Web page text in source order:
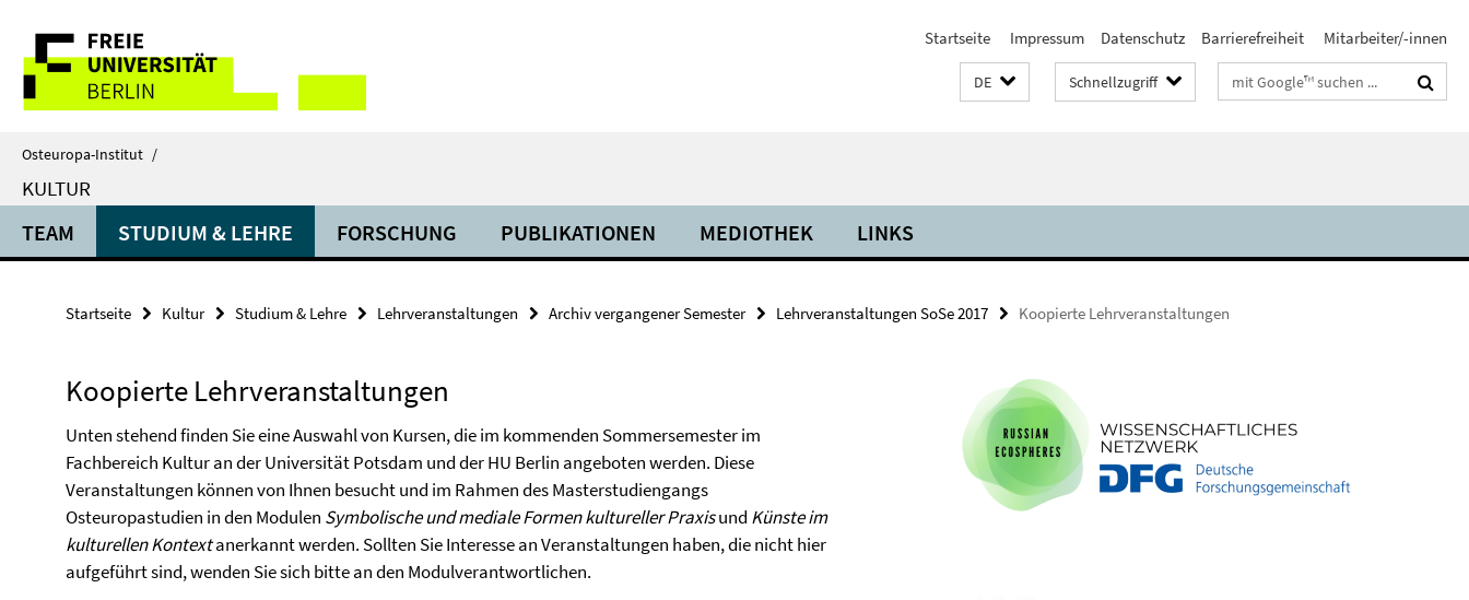
direkt
Inhalt
Service-
Navigation
Startseite Impressum Datenschutz Barrierefreiheit Mitarbeiter/-innen
DE Schnellzugriff Suchbegriffe
Osteuropa-Institut /
KULTUR
TEAM STUDIUM & LEHRE FORSCHUNG PUBLIKATIONEN MEDIOTHEK LINKS
Startseite Kultur Studium & Lehre Lehrveranstaltungen Archiv vergangener Semester Lehrveranstaltungen SoSe 2017 Koopierte Lehrveranstaltungen
Koopierte Lehrveranstaltungen
Unten stehend finden Sie eine Auswahl von Kursen, die im kommenden Sommersemester im
Fachbereich Kultur an der Universität Potsdam und der HU Berlin angeboten werden. Diese
Veranstaltungen können von Ihnen besucht und im Rahmen des Masterstudiengangs
Osteuropastudien in den Modulen Symbolische und mediale Formen kultureller Praxisund Künste im
kulturellen Kontextanerkannt werden. Sollten Sie Interesse an Veranstaltungen haben, die nicht hier
aufgeführt sind, wenden Sie sich bitte an den Modulverantwortlichen.